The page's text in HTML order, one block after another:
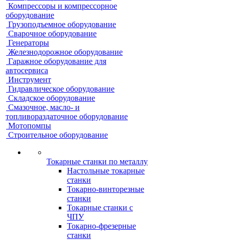
Компрессоры и компрессорное
оборудование
Грузоподъемное оборудование
Сварочное оборудование
Генераторы
Железнодорожное оборудование
Гаражное оборудование для
автосервиса
Инструмент
Гидравлическое оборудование
Складское оборудование
Смазочное, масло- и
топливораздаточное оборудование
Мотопомпы
Строительное оборудование
Токарные станки по металлу
Настольные токарные
станки
Токарно-винторезные
станки
Токарные станки с
ЧПУ
Токарно-фрезерные
станки